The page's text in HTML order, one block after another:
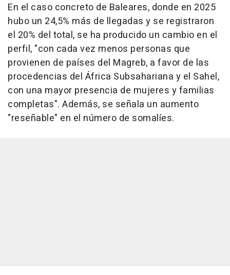
En el caso concreto de Baleares, donde en 2025
hubo un 24,5% más de llegadas y se registraron
el 20% del total, se ha producido un cambio en el
perfil, "con cada vez menos personas que
provienen de países del Magreb, a favor de las
procedencias del África Subsahariana y el Sahel,
con una mayor presencia de mujeres y familias
completas". Además, se señala un aumento
"reseñable" en el número de somalíes.